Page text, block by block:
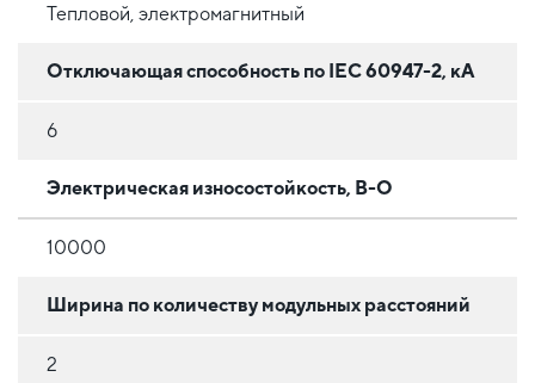
Тепловой, электромагнитный
Отключающая способность по IEC 60947-2, кА
6
Электрическая износостойкость, В-О
10000
Ширина по количеству модульных расстояний
2